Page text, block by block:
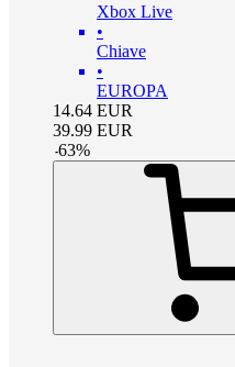
Xbox Live
•
Chiave
•
EUROPA
14.64 EUR
39.99 EUR
-63%